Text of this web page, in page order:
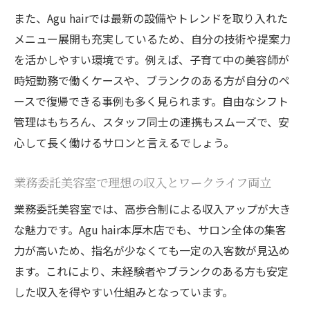
集客力が魅力の美容室で理想の働き方を発見
集客力のある美容室が選ばれる理由を解説
美容室業務委託で安定集客を実現する秘訣
美容室の集客サポートで安心スタートを切
る
集客力が高い美容室で理想の収入を叶える
未経験から始める美容室業務委託の安心ポイン
ト
未経験でも安心の美容室業務委託サポート
体制
美容室業務委託で得られる研修と成長の機
会
また、Agu hairでは最新の設備やトレンドを取り入れた
メニュー展開も充実しているため、自分の技術や提案力
を活かしやすい環境です。例えば、子育て中の美容師が
時短勤務で働くケースや、ブランクのある方が自分のペ
ースで復帰できる事例も多く見られます。自由なシフト
管理はもちろん、スタッフ同士の連携もスムーズで、安
心して長く働けるサロンと言えるでしょう。
業務委託美容室で理想の収入とワークライフ両立
業務委託美容室では、高歩合制による収入アップが大き
な魅力です。Agu hair本厚木店でも、サロン全体の集客
力が高いため、指名が少なくても一定の入客数が見込め
ます。これにより、未経験者やブランクのある方も安定
した収入を得やすい仕組みとなっています。